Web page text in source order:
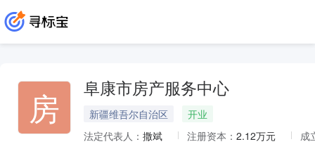
房 阜康市房产服务中心
新疆维吾尔自治区
开业
法定代表人： 撒斌 注册资本： 2.12万元
成